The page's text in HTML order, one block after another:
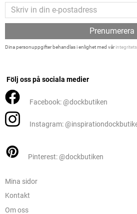
Prenumerera
Dina personuppgifter behandlas i enlighet med vår
Följ oss på sociala medier
Facebook: @dockbutiken
Instagram:
Pinterest: @dockbutiken
Mina sidor
Kontakt
Om oss